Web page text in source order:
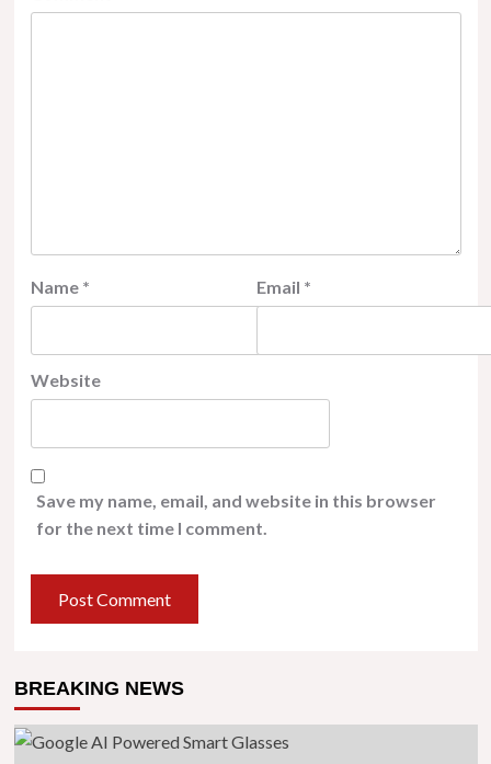
Name * Email *
Website
Save my name, email, and website in this browser
for the next time I comment.
BREAKING NEWS